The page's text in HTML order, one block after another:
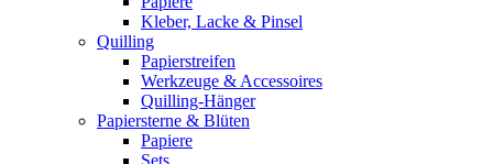
Kleber, Lacke & Pinsel
Quilling
Papierstreifen
Werkzeuge & Accessoires
Quilling-Hänger
Papiersterne & Blüten
Papiere
Sets